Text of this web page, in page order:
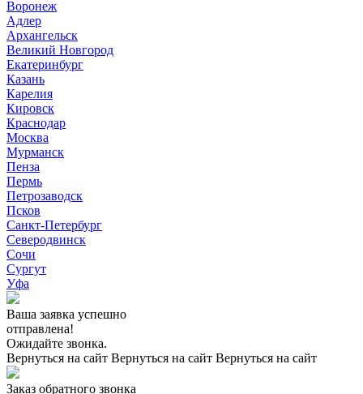
Воронеж
Адлер
Архангельск
Великий Новгород
Екатеринбург
Казань
Карелия
Кировск
Краснодар
Москва
Мурманск
Пенза
Пермь
Петрозаводск
Псков
Санкт-Петербург
Северодвинск
Сочи
Сургут
Уфа
Ваша заявка успешно
отправлена!
Ожидайте звонка.
Вернуться на сайт Вернуться на сайт Вернуться на сайт
Заказ обратного звонка